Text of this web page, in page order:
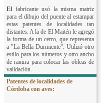
El fabricante usó la misma matriz
para el dibujo del puente al estampar
estas patentes de localidades tan
distantes. A la de El Maitén le agregó
la forma de un cerro, que representa
a "La Bella Durmiente". Utilizó otro
estilo para los números y otro ancho
de ranura para colocar las obleas de
validación.
Patentes de localidades de
Córdoba con aves: